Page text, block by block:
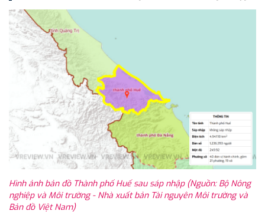
Hình ảnh bản đồ Thành phố Huế sau sáp nhập (Nguồn: Bộ Nông
nghiệp và Môi trường - Nhà xuất bản Tài nguyên Môi trường và
Bản đồ Việt Nam)